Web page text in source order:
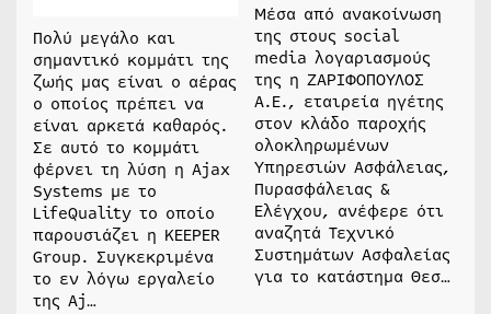
Πολύ μεγάλο και
σημαντικό κομμάτι της
ζωής μας είναι ο αέρας
ο οποίος πρέπει να
είναι αρκετά καθαρός.
Σε αυτό το κομμάτι
φέρνει τη λύση η Ajax
Systems με το
LifeQuality το οποίο
παρουσιάζει η KEEPER
Group. Συγκεκριμένα
το εν λόγω εργαλείο
της Aj…
Μέσα από ανακοίνωση
της στους social
media λογαριασμούς
της η ΖΑΡΙΦΟΠΟΥΛΟΣ
Α.Ε., εταιρεία ηγέτης
στον κλάδο παροχής
ολοκληρωμένων
Υπηρεσιών Ασφάλειας,
Πυρασφάλειας &
Ελέγχου, ανέφερε ότι
αναζητά Τεχνικό
Συστημάτων Ασφαλείας
για το κατάστημα Θεσ…